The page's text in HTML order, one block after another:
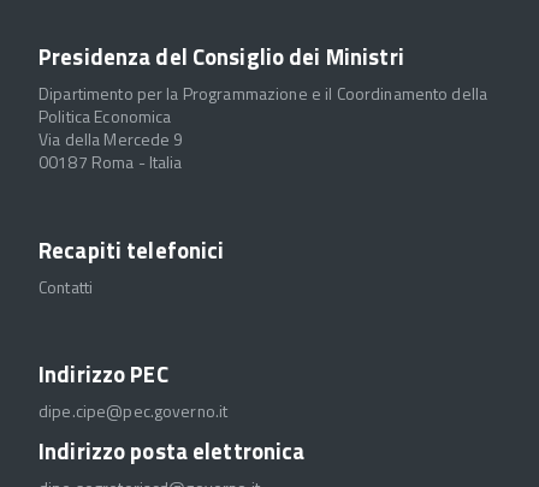
Presidenza del Consiglio dei Ministri
Dipartimento per la Programmazione e il Coordinamento della
Politica Economica
Via della Mercede 9
00187 Roma - Italia
Recapiti telefonici
Contatti
Indirizzo PEC
dipe.cipe@pec.governo.it
Indirizzo posta elettronica